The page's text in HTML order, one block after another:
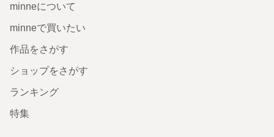
minneについて
minneで買いたい
作品をさがす
ショップをさがす
ランキング
特集